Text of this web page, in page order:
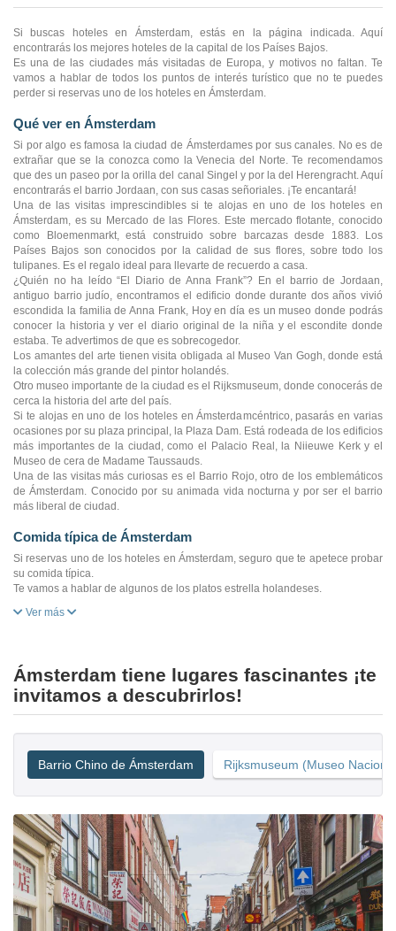
Si buscas hoteles en Ámsterdam, estás en la página indicada. Aquí
encontrarás los mejores hoteles de la capital de los Países Bajos.
Es una de las ciudades más visitadas de Europa, y motivos no faltan. Te
vamos a hablar de todos los puntos de interés turístico que no te puedes
perder si reservas uno de los hoteles en Ámsterdam.
Qué ver en Ámsterdam
Si por algo es famosa la ciudad de Ámsterdames por sus canales. No es de
extrañar que se la conozca como la Venecia del Norte. Te recomendamos
que des un paseo por la orilla del canal Singel y por la del Herengracht. Aquí
encontrarás el barrio Jordaan, con sus casas señoriales. ¡Te encantará!
Una de las visitas imprescindibles si te alojas en uno de los hoteles en
Ámsterdam, es su Mercado de las Flores. Este mercado flotante, conocido
como Bloemenmarkt, está construido sobre barcazas desde 1883. Los
Países Bajos son conocidos por la calidad de sus flores, sobre todo los
tulipanes. Es el regalo ideal para llevarte de recuerdo a casa.
¿Quién no ha leído “El Diario de Anna Frank”? En el barrio de Jordaan,
antiguo barrio judío, encontramos el edificio donde durante dos años vivió
escondida la familia de Anna Frank, Hoy en día es un museo donde podrás
conocer la historia y ver el diario original de la niña y el escondite donde
estaba. Te advertimos de que es sobrecogedor.
Los amantes del arte tienen visita obligada al Museo Van Gogh, donde está
la colección más grande del pintor holandés.
Otro museo importante de la ciudad es el Rijksmuseum, donde conocerás de
cerca la historia del arte del país.
Si te alojas en uno de los hoteles en Ámsterdamcéntrico, pasarás en varias
ocasiones por su plaza principal, la Plaza Dam. Está rodeada de los edificios
más importantes de la ciudad, como el Palacio Real, la Niieuwe Kerk y el
Museo de cera de Madame Taussauds.
Una de las visitas más curiosas es el Barrio Rojo, otro de los emblemáticos
de Ámsterdam. Conocido por su animada vida nocturna y por ser el barrio
más liberal de ciudad.
Comida típica de Ámsterdam
Si reservas uno de los hoteles en Ámsterdam, seguro que te apetece probar
su comida típica.
Te vamos a hablar de algunos de los platos estrella holandeses.
Ver más
Ámsterdam tiene lugares fascinantes ¡te
invitamos a descubrirlos!
Barrio Chino de Ámsterdam Rijksmuseum (Museo